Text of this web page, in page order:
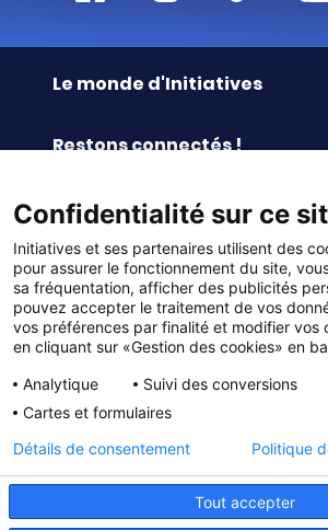
Le monde d'Initiatives
Le Fond’Actions Initiatives
Enquête de satisfaction
Restons connectés !
Le blog
La newsletter
Commander facilement
Commande par référence
Catalogues à télécharger
Panier
La livraison
Le paiement
Services & FAQ
Reprise des invendus
Paiement différé sans frais
100% Satisfait ou Remboursé
Le service Après-Vente
Liens pratiques
© DMP Initiatives 10 avenue
LE MANS CEDEX 2
Gestion des cookies
Initiatives est le spécialiste français
collecte de fonds pour les
primaires, maternelles, aux collèges et
associations scolaires (APE, APEL,
FSE, coopératives scolaires), aux BTS,
aux IFSI, aux associations sportives
aux bureaux des étudiants (MDL, BDE…)
Confidentialité sur ce
Initiatives et ses partenaires utilisent des
pour assurer le fonctionnement du site,
sa fréquentation, afficher des publicités
pouvez accepter le traitement de vos
vos préférences par finalité et modifier vos
en cliquant sur «Gestion des cookies» en
Analytique
Suivi des conversions
Cartes et formulaires
Tout accepter
Détails de consentement Politique